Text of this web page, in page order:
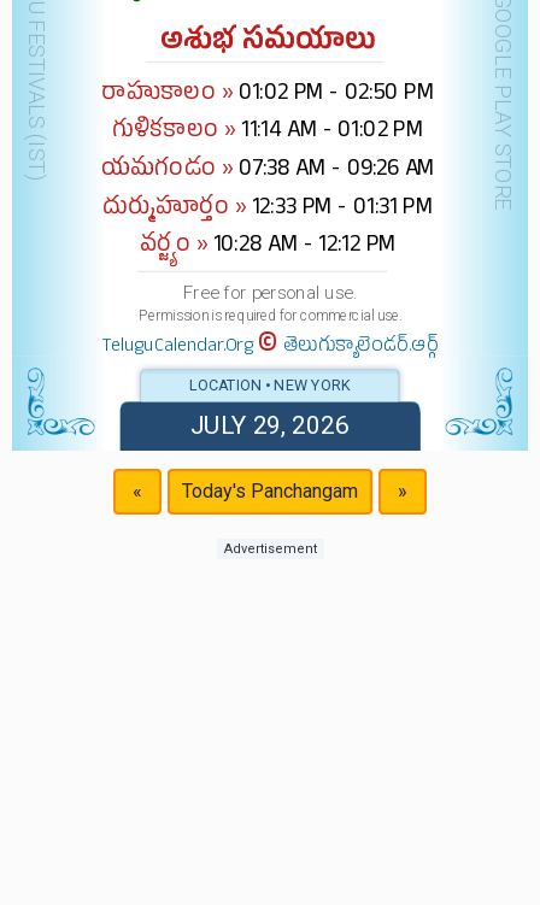
అశుభ సమయాలు
రాహుకాలం » 01:02 PM - 02:50 PM
గుళికకాలం » 11:14 AM - 01:02 PM
యమగండం » 07:38 AM - 09:26 AM
దుర్ముహూర్తం » 12:33 PM - 01:31 PM
వర్జ్యం » 10:28 AM - 12:12 PM
Free for personal use.
Permission is required for commercial use.
TeluguCalendar.Org© తెలుగుక్యాలెండర్.ఆర్గ్
LOCATION • NEW YORK
JULY 29, 2026
« Today's Panchangam »
Advertisement